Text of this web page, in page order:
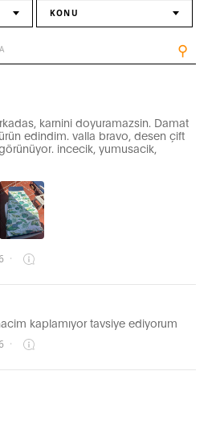
KONU
⚲
karnini doyuramazsin. Damat
edindim. valla bravo, desen çift
incecik, yumusacik,
·
kaplamıyor tavsiye ediyorum
·